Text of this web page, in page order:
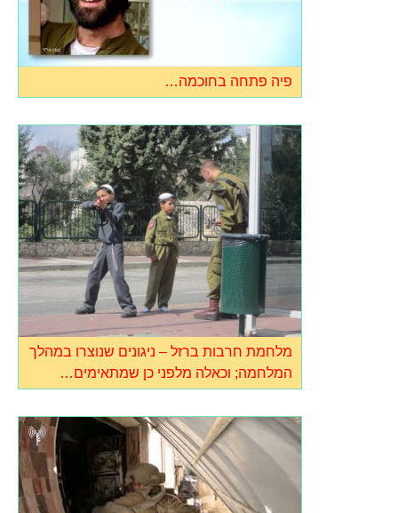
פיה פתחה בחוכמה…
מלחמת חרבות ברזל – ניגונים שנוצרו במהלך
המלחמה; וכאלה מלפני כן שמתאימים…